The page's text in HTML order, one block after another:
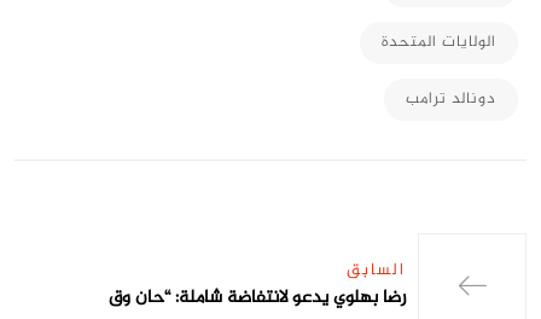
الولايات المتحدة
دونالد ترامب
السابق
رضا بهلوي يدعو لانتفاضة شاملة: “حان وق